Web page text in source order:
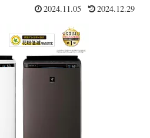
2024.11.05 2024.12.29